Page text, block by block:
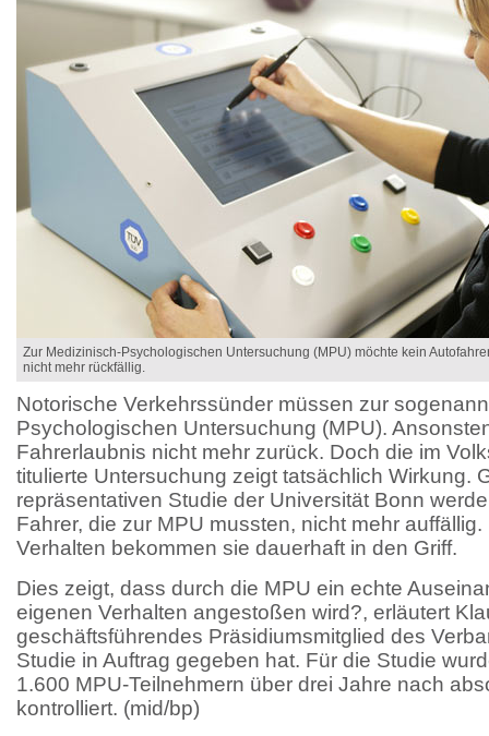
Zur Medizinisch-Psychologischen Untersuchung (MPU) möchte kein
nicht mehr rückfällig.
Notorische Verkehrssünder müssen zur
Psychologischen Untersuchung (MPU).
Fahrerlaubnis nicht mehr zurück. Doch die im
titulierte Untersuchung zeigt tatsächlich Wirkung.
repräsentativen Studie der Universität Bonn
Fahrer, die zur MPU mussten, nicht mehr
Verhalten bekommen sie dauerhaft in den Griff.
Dies zeigt, dass durch die MPU ein echte
eigenen Verhalten angestoßen wird?, erläutert
geschäftsführendes Präsidiumsmitglied des
Studie in Auftrag gegeben hat. Für die Studie
1.600 MPU-Teilnehmern über drei Jahre nach
kontrolliert. (mid/bp)